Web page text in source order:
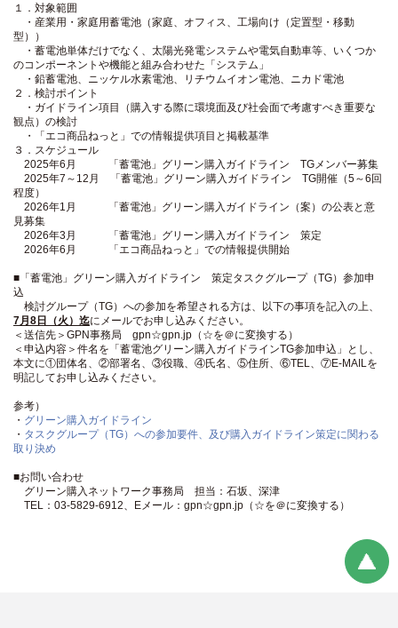
１．対象範囲
・産業用・家庭用蓄電池（家庭、オフィス、工場向け（定置型・移動
型））
・蓄電池単体だけでなく、太陽光発電システムや電気自動車等、いくつか
のコンポーネントや機能と組み合わせた「システム」
・鉛蓄電池、ニッケル水素電池、リチウムイオン電池、ニカド電池
２．検討ポイント
・ガイドライン項目（購入する際に環境面及び社会面で考慮すべき重要な
観点）の検討
・「エコ商品ねっと」での情報提供項目と掲載基準
３．スケジュール
2025年6月 「蓄電池」グリーン購入ガイドライン TGメンバー募集
2025年7～12月 「蓄電池」グリーン購入ガイドライン TG開催（5～6回
程度）
2026年1月 「蓄電池」グリーン購入ガイドライン（案）の公表と意
見募集
2026年3月 「蓄電池」グリーン購入ガイドライン 策定
2026年6月 「エコ商品ねっと」での情報提供開始
■「蓄電池」グリーン購入ガイドライン 策定タスクグループ（TG）参加申
込
検討グループ（TG）への参加を希望される方は、以下の事項を記入の上、
7月8日（火）迄にメールでお申し込みください。
＜送信先＞GPN事務局 gpn☆gpn.jp（☆を＠に変換する）
＜申込内容＞件名を「蓄電池グリーン購入ガイドラインTG参加申込」とし、
本文に①団体名、②部署名、③役職、④氏名、⑤住所、⑥TEL、⑦E-MAILを
明記してお申し込みください。
参考）
・ グリーン購入ガイドライン
・ タスクグループ（TG）への参加要件、及び購入ガイドライン策定に関わる
取り決め
■お問い合わせ
グリーン購入ネットワーク事務局 担当：石坂、深津
TEL：03-5829-6912、Eメール：gpn☆gpn.jp（☆を＠に変換する）